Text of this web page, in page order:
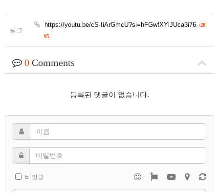
링크
https://youtu.be/cS-IiArGmcU?si=hFGwfXYlJUca3i76 +28
95
0 Comments
등록된 댓글이 없습니다.
비밀글